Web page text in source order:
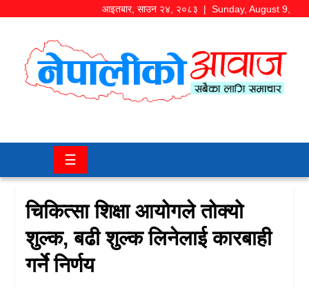
आइतबार, साउन २४, २०८३ | Sunday, August 9,
समाज/
चितवन
कला/
मनोरञ्जन
अर्थ/
बजार
☰
चिकित्सा शिक्षा आयोगले तोक्यो
शुल्क, बढी शुल्क लिनेलाई कारबाही
गर्ने निर्णय